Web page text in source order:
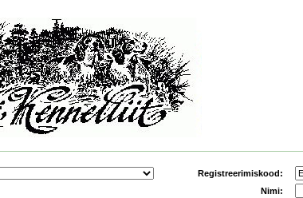
Registreerimiskood:
Nimi: